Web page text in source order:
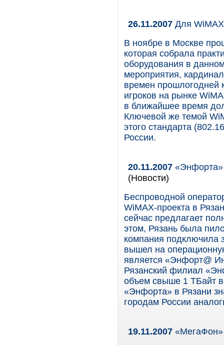
26.11.2007 Для
В ноябре в Москве
которая собрала
оборудования в
мероприятия,
времен прошлогодней
игроков на рынке
в ближайшее время
Ключевой же темой
этого стандарта
России.
20.11.2007 «Энфорта»
(Новости)
Беспроводной
WiMAX-проекта в
сейчас предлагает
этом, Рязань была
компания подключила
вышел на
является «Энфорт@
Рязанский филиал
объем свыше 1 ТБайт в
«Энфорта» в Рязани
городам России
19.11.2007 «МегаФон»